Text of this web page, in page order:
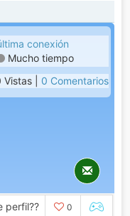
conexión
Mucho tiempo
Vistas | 0 Comentarios
perfil?? 0